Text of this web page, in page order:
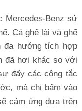
Mercedes-Benz sử
Cả ghế lái và ghế
đa hướng tích hợp
đã hơi khác so với
đẩy các công tắc
mà chỉ bấm vào
cảm ứng dựa trên